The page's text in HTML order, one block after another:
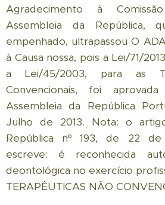
Agradecimento à
Assembleia da República,
empenhado, ultrapassou O
à Causa nossa, pois a Lei/71/
a Lei/45/2003, para as
Convencionais, foi
Assembleia da República
Julho de 2013. Nota: o
República nº 193, de 22
escreve: é reconhecida
deontológica no exercício
TERAPÊUTICAS NÃO